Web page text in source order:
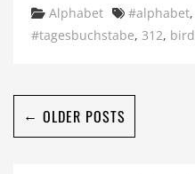
Categories
Alphabet Tags
#alphabet,
#tagesbuchstabe, 312, bird
← OLDER POSTS